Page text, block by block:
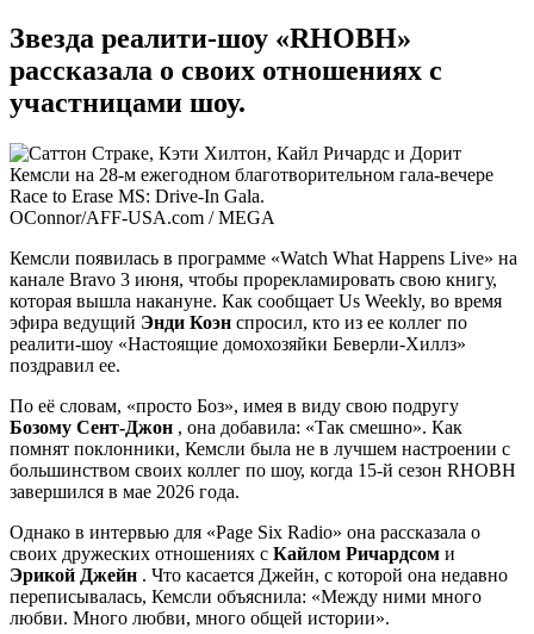
Звезда реалити-шоу «RHOBH»
рассказала о своих отношениях с
участницами шоу.
OConnor/AFF-USA.com / MEGA
Кемсли появилась в программе «Watch What Happens Live» на
канале Bravo 3 июня, чтобы прорекламировать свою книгу,
которая вышла накануне. Как сообщает Us Weekly, во время
эфира ведущий Энди Коэн спросил, кто из ее коллег по
реалити-шоу «Настоящие домохозяйки Беверли-Хиллз»
поздравил ее.
По её словам, «просто Боз», имея в виду свою подругу
Бозому Сент-Джон , она добавила: «Так смешно». Как
помнят поклонники, Кемсли была не в лучшем настроении с
большинством своих коллег по шоу, когда 15-й сезон RHOBH
завершился в мае 2026 года.
Однако в интервью для «Page Six Radio» она рассказала о
своих дружеских отношениях с Кайлом Ричардсом и
Эрикой Джейн . Что касается Джейн, с которой она недавно
переписывалась, Кемсли объяснила: «Между ними много
любви. Много любви, много общей истории».